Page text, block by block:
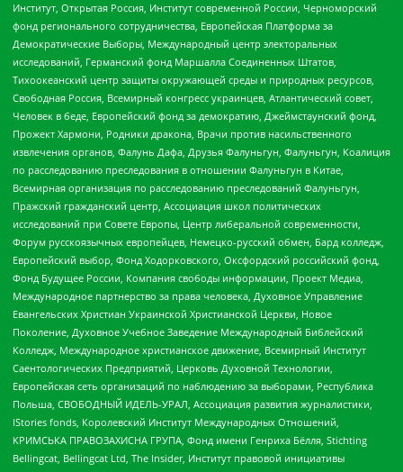
Институт, Открытая Россия, Институт современной России, Черноморский
фонд регионального сотрудничества, Европейская Платформа за
Демократические Выборы, Международный центр электоральных
исследований, Германский фонд Маршалла Соединенных Штатов,
Тихоокеанский центр защиты окружающей среды и природных ресурсов,
Свободная Россия, Всемирный конгресс украинцев, Атлантический совет,
Человек в беде, Европейский фонд за демократию, Джеймстаунский фонд,
Прожект Хармони, Родники дракона, Врачи против насильственного
извлечения органов, Фалунь Дафа, Друзья Фалуньгун, Фалуньгун, Коалиция
по расследованию преследования в отношении Фалуньгун в Китае,
Всемирная организация по расследованию преследований Фалуньгун,
Пражский гражданский центр, Ассоциация школ политических
исследований при Совете Европы, Центр либеральной современности,
Форум русскоязычных европейцев, Немецко-русский обмен, Бард колледж,
Европейский выбор, Фонд Ходорковского, Оксфордский российский фонд,
Фонд Будущее России, Компания свободы информации, Проект Медиа,
Международное партнерство за права человека, Духовное Управление
Евангельских Христиан Украинской Христианской Церкви, Новое
Поколение, Духовное Учебное Заведение Международный Библейский
Колледж, Международное христианское движение, Всемирный Институт
Саентологических Предприятий, Церковь Духовной Технологии,
Европейская сеть организаций по наблюдению за выборами, Республика
Польша, СВОБОДНЫЙ ИДЕЛЬ-УРАЛ, Ассоциация развития журналистики,
IStories fonds, Королевский Институт Международных Отношений,
КРИМСЬКА ПРАВОЗАХИСНА ГРУПА, Фонд имени Генриха Бёлля, Stichting
Bellingcat, Bellingcat Ltd, The Insider, Институт правовой инициативы